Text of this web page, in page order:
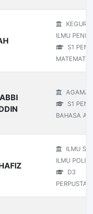
ILMU
S1
AGAMA
S1
BAHASA
ILMU
ILMU
D3